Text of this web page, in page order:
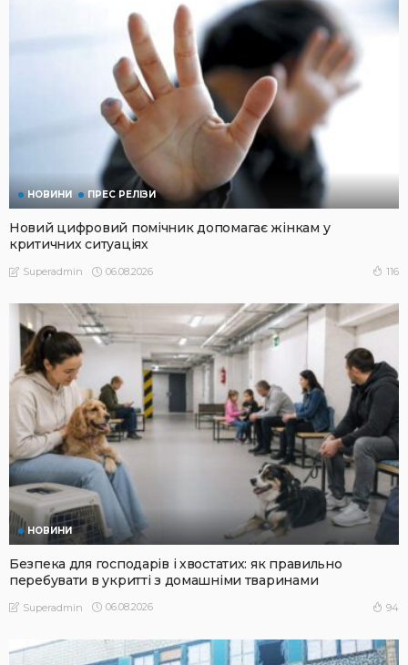
НОВИНИ ПРЕС РЕЛІЗИ
Новий цифровий помічник допомагає жінкам у
критичних ситуаціях
Superadmin 06.08.2026 116
НОВИНИ
Безпека для господарів і хвостатих: як правильно
перебувати в укритті з домашніми тваринами
Superadmin 06.08.2026 94